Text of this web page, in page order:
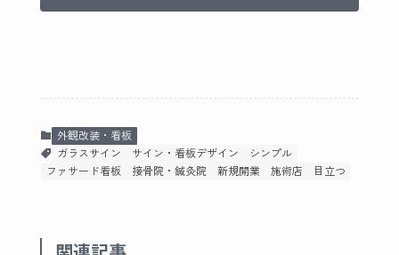
外観改装・看板
ガラスサイン
サイン・看板デザイン
シンプル
ファサード看板
接骨院・鍼灸院 新規開業 施術店 目立つ